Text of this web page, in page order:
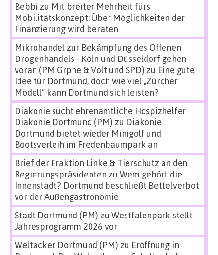
Bebbi zu Mit breiter Mehrheit fürs
Mobilitätskonzept: Über Möglichkeiten der
Finanzierung wird beraten
Mikrohandel zur Bekämpfung des Offenen
Drogenhandels - Köln und Düsseldorf gehen
voran (PM Grpne & Volt und SPD) zu Eine gute
Idee für Dortmund, doch wie viel „Zürcher
Modell“ kann Dortmund sich leisten?
Diakonie sucht ehrenamtliche Hospizhelfer
Diakonie Dortmund (PM) zu Diakonie
Dortmund bietet wieder Minigolf und
Bootsverleih im Fredenbaumpark an
Brief der Fraktion Linke & Tierschutz an den
Regierungspräsidenten zu Wem gehört die
Innenstadt? Dortmund beschließt Bettelverbot
vor der Außengastronomie
Stadt Dortmund (PM) zu Westfalenpark stellt
Jahresprogramm 2026 vor
Weltacker Dortmund (PM) zu Eröffnung in